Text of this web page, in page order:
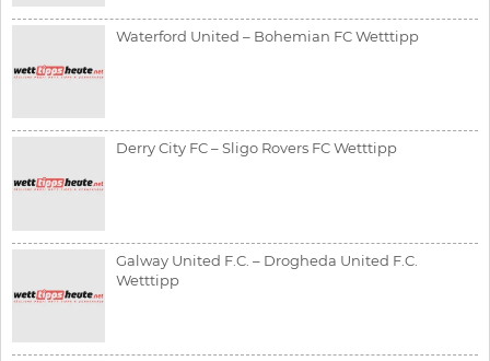
Waterford United – Bohemian FC Wetttipp
Derry City FC – Sligo Rovers FC Wetttipp
Galway United F.C. – Drogheda United F.C.
Wetttipp